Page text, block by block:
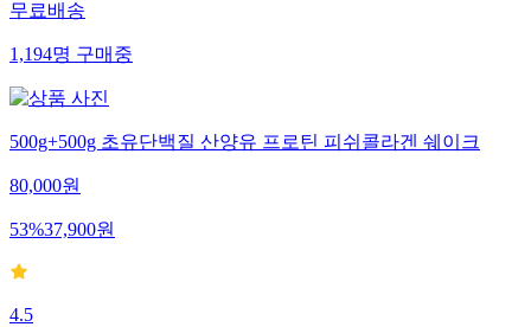
무료배송
1,194명 구매중
500g+500g 초유단백질 산양유 프로틴 피쉬콜라겐 쉐이크
80,000원
53%37,900원
4.5